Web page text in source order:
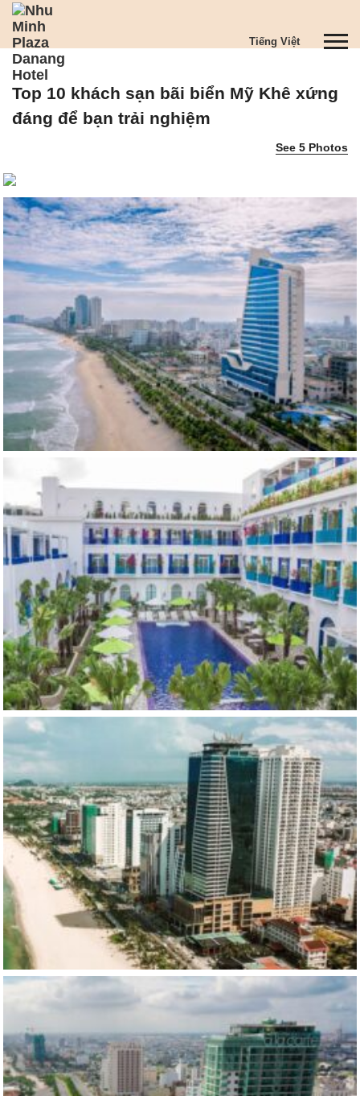
c
o
n
e
n
Tiếng Việt
T
g
n
i
g
a
t
Top 10 khách sạn bãi biển Mỹ Khê xứng
đáng để bạn trải nghiệm
See 5 Photos